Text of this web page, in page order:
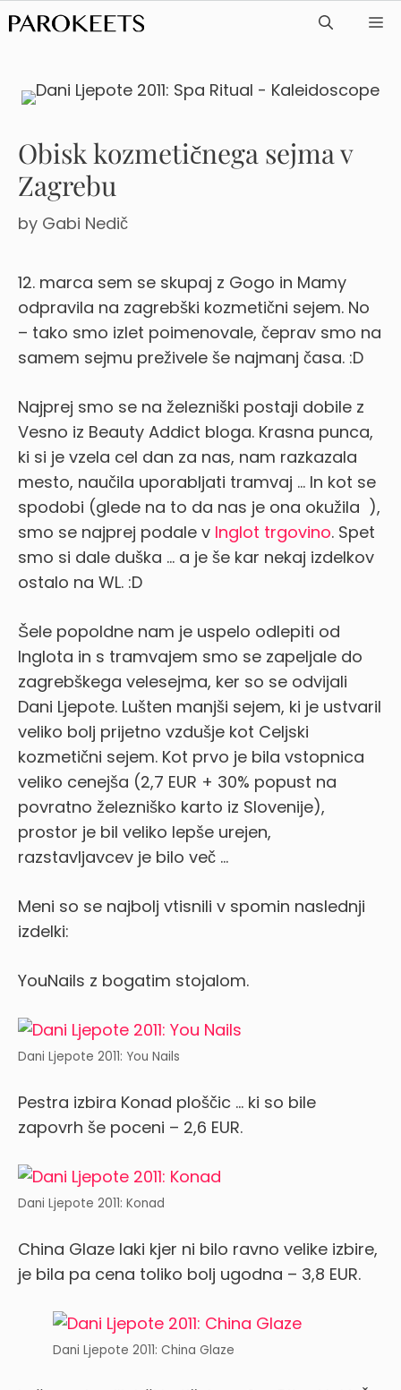
Skip
to
Obisk kozmetičnega sejma v
Zagrebu
by Gabi Nedič
12. marca sem se skupaj z Gogo in Mamy
odpravila na zagrebški kozmetični sejem. No
– tako smo izlet poimenovale, čeprav smo na
samem sejmu preživele še najmanj časa. :D
Najprej smo se na železniški postaji dobile z
Vesno iz Beauty Addict bloga. Krasna punca,
ki si je vzela cel dan za nas, nam razkazala
mesto, naučila uporabljati tramvaj … In kot se
spodobi (glede na to da nas je ona okužila ),
smo se najprej podale v Inglot trgovino. Spet
smo si dale duška … a je še kar nekaj izdelkov
ostalo na WL. :D
Šele popoldne nam je uspelo odlepiti od
Inglota in s tramvajem smo se zapeljale do
zagrebškega velesejma, ker so se odvijali
Dani Ljepote. Lušten manjši sejem, ki je ustvaril
veliko bolj prijetno vzdušje kot Celjski
kozmetični sejem. Kot prvo je bila vstopnica
veliko cenejša (2,7 EUR + 30% popust na
povratno železniško karto iz Slovenije),
prostor je bil veliko lepše urejen,
razstavljavcev je bilo več …
Meni so se najbolj vtisnili v spomin naslednji
izdelki:
YouNails z bogatim stojalom.
Dani Ljepote 2011: You Nails
Pestra izbira Konad ploščic … ki so bile
zapovrh še poceni – 2,6 EUR.
Dani Ljepote 2011: Konad
China Glaze laki kjer ni bilo ravno velike izbire,
je bila pa cena toliko bolj ugodna – 3,8 EUR.
Dani Ljepote 2011: China Glaze